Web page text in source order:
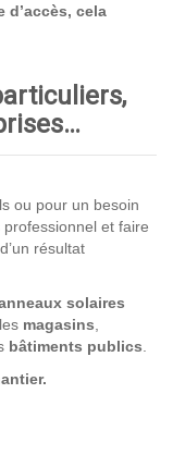
d’accès, cela
ou pour un besoin
et faire
résultat
solaires
magasins
bâtiments publics